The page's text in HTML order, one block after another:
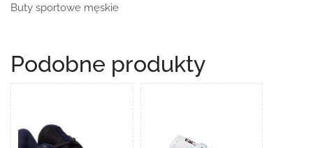
Buty sportowe męskie
Podobne produkty